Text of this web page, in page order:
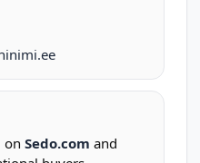
on Sedo.com and